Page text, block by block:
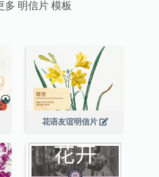
多 明信片 模板
花语友谊明信片